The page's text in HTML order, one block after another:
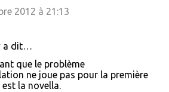
2012 à 21:13
a dit…
que le problème
ne joue pas pour la première
la novella.